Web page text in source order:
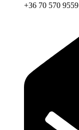
+36 70 570 9559